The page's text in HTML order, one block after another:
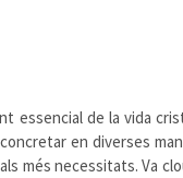
essencial de la vida
en diverses
més necessitats. Va